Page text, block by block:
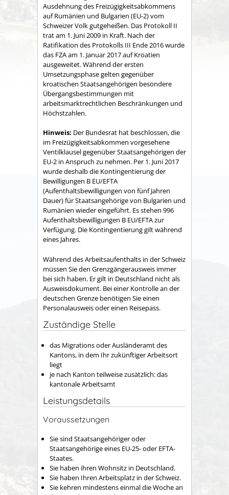
Ausdehnung des Freizügigkeitsabkommens
auf Rumänien und Bulgarien (EU-2) vom
Schweizer Volk gutgeheißen. Das Protokoll II
trat am 1. Juni 2009 in Kraft. Nach der
Ratifikation des Protokolls III Ende 2016 wurde
das FZA am 1. Januar 2017 auf Kroatien
ausgeweitet. Während der ersten
Umsetzungsphase gelten gegenüber
kroatischen Staatsangehörigen besondere
Übergangsbestimmungen mit
arbeitsmarktrechtlichen Beschränkungen und
Höchstzahlen.
Hinweis: Der Bundesrat hat beschlossen, die
im Freizügigkeitsabkommen vorgesehene
Ventilklausel gegenüber Staatsangehörigen der
EU-2 in Anspruch zu nehmen. Per 1. Juni 2017
wurde deshalb die Kontingentierung der
Bewilligungen B EU/EFTA
(Aufenthaltsbewilligungen von fünf Jahren
Dauer) für Staatsangehörige von Bulgarien und
Rumänien wieder eingeführt. Es stehen 996
Aufenthaltsbewilligungen B EU/EFTA zur
Verfügung. Die Kontingentierung gilt während
eines Jahres.
Während des Arbeitsaufenthalts in der Schweiz
müssen Sie den Grenzgängerausweis immer
bei sich haben. Er gilt in Deutschland nicht als
Ausweisdokument. Bei einer Kontrolle an der
deutschen Grenze benötigen Sie einen
Personalausweis oder einen Reisepass.
Zuständige Stelle
das Migrations oder Ausländeramt des
Kantons, in dem Ihr zukünftiger Arbeitsort
liegt
je nach Kanton teilweise zusätzlich: das
kantonale Arbeitsamt
Leistungsdetails
Voraussetzungen
Sie sind Staatsangehöriger oder
Staatsangehörige eines EU-25- oder EFTA-
Staates.
Sie haben ihren Wohnsitz in Deutschland.
Sie haben Ihren Arbeitsplatz in der Schweiz.
Sie kehren mindestens einmal die Woche an